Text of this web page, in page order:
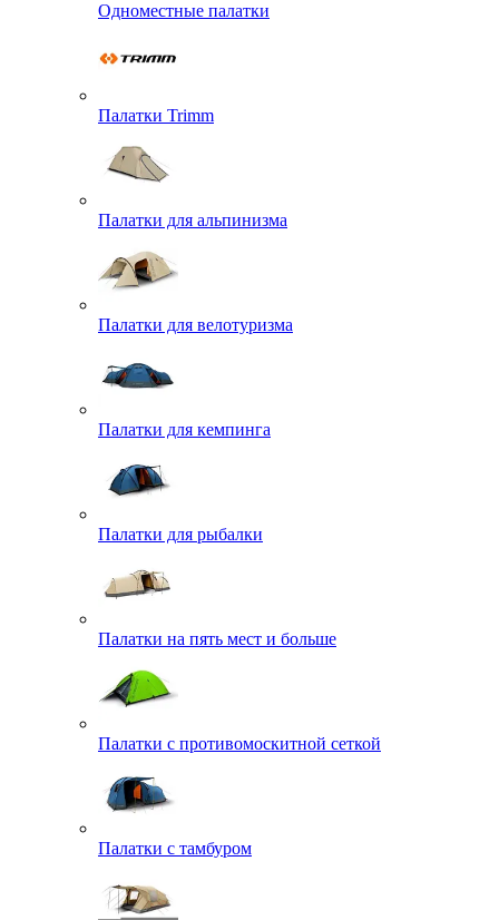
Одноместные палатки
Палатки Trimm
Палатки для альпинизма
Палатки для велотуризма
Палатки для кемпинга
Палатки для рыбалки
Палатки на пять мест и больше
Палатки с противомоскитной сеткой
Палатки с тамбуром